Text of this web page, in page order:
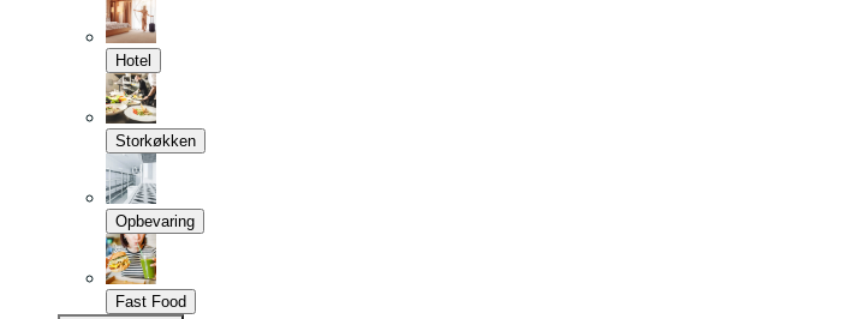
Hotel
Storkøkken
Opbevaring
Fast Food